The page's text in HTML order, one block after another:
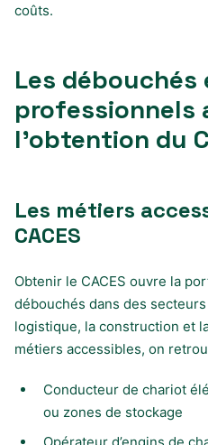
coûts.
Les
professionnels
l’obtention du
Les métiers
CACES
Obtenir le CACES ouvre la
débouchés dans des
logistique, la construction et
métiers accessibles, on
Conducteur de chariot
ou zones de stockage